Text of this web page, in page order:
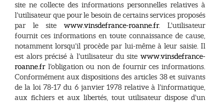
site ne collecte des informations personnelles relatives à
l’utilisateur que pour le besoin de certains services proposés
par le site www.vinsdefrance-roanne.fr. L’utilisateur
fournit ces informations en toute connaissance de cause,
notamment lorsqu’il procède par lui-même à leur saisie. Il
est alors précisé à l’utilisateur du site www.vinsdefrance-
roanne.frl’obligation ou non de fournir ces informations.
Conformément aux dispositions des articles 38 et suivants
de la loi 78-17 du 6 janvier 1978 relative à l’informatique,
aux fichiers et aux libertés, tout utilisateur dispose d’un